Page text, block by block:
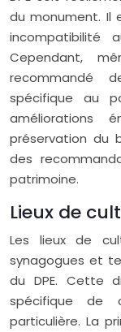
du monument. Il
incompatibilité
Cependant,
recommandé
spécifique au
améliorations
préservation du
des
patrimoine.
Lieux de
Les lieux de
synagogues et
du DPE. Cette
spécifique de
particulière. La